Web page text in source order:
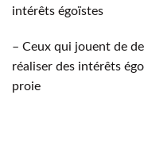
intérêts égoïstes
– Ceux qui jouent de
réaliser des intérêts
proie